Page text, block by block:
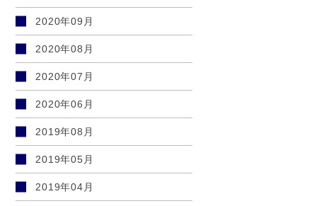
2020年09月
2020年08月
2020年07月
2020年06月
2019年08月
2019年05月
2019年04月